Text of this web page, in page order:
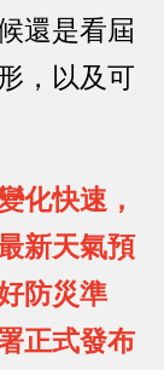
還是看屆
，以及可
化快速，
新天氣預
防災準
正式發布